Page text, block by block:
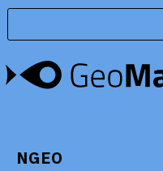
NGEO